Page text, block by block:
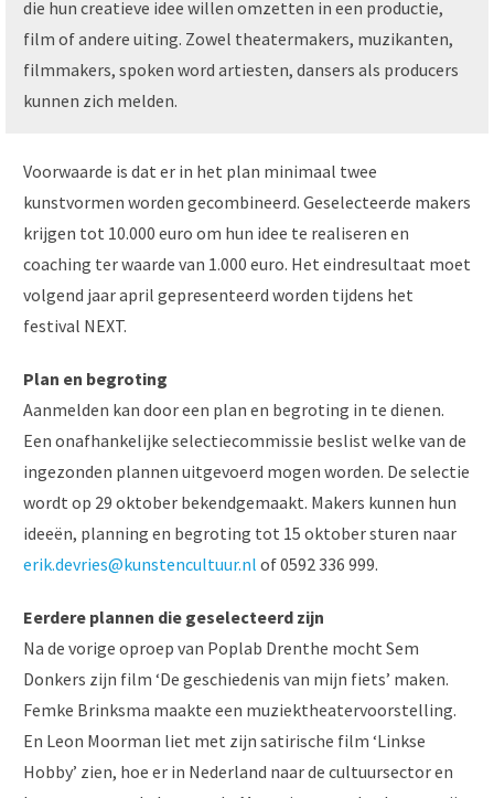
die hun creatieve idee willen omzetten in een productie,
film of andere uiting. Zowel theatermakers, muzikanten,
filmmakers, spoken word artiesten, dansers als producers
kunnen zich melden.
Voorwaarde is dat er in het plan minimaal twee
kunstvormen worden gecombineerd. Geselecteerde makers
krijgen tot 10.000 euro om hun idee te realiseren en
coaching ter waarde van 1.000 euro. Het eindresultaat moet
volgend jaar april gepresenteerd worden tijdens het
festival NEXT.
Plan en begroting
Aanmelden kan door een plan en begroting in te dienen.
Een onafhankelijke selectiecommissie beslist welke van de
ingezonden plannen uitgevoerd mogen worden. De selectie
wordt op 29 oktober bekendgemaakt. Makers kunnen hun
ideeën, planning en begroting tot 15 oktober sturen naar
erik.devries@kunstencultuur.nl of 0592 336 999.
Eerdere plannen die geselecteerd zijn
Na de vorige oproep van Poplab Drenthe mocht Sem
Donkers zijn film ‘De geschiedenis van mijn fiets’ maken.
Femke Brinksma maakte een muziektheatervoorstelling.
En Leon Moorman liet met zijn satirische film ‘Linkse
Hobby’ zien, hoe er in Nederland naar de cultuursector en